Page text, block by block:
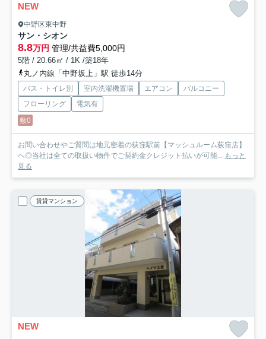
NEW
中野区東中野
サン・シオン
8.8万円 管理/共益費5,000円
5階 / 20.66㎡ / 1K /築18年
丸ノ内線「中野坂上」駅 徒歩14分
バス・トイレ別 室内洗濯機置場 エアコン
バルコニー
フローリング
電気有
敷0
お問い合わせやご質問は地元密着の荻窪駅前【マッシュルーム荻窪店】
へ◎当社は全ての取扱い物件でご契約金クレジット払いが可能... もっと
見る
賃貸マンション
NEW